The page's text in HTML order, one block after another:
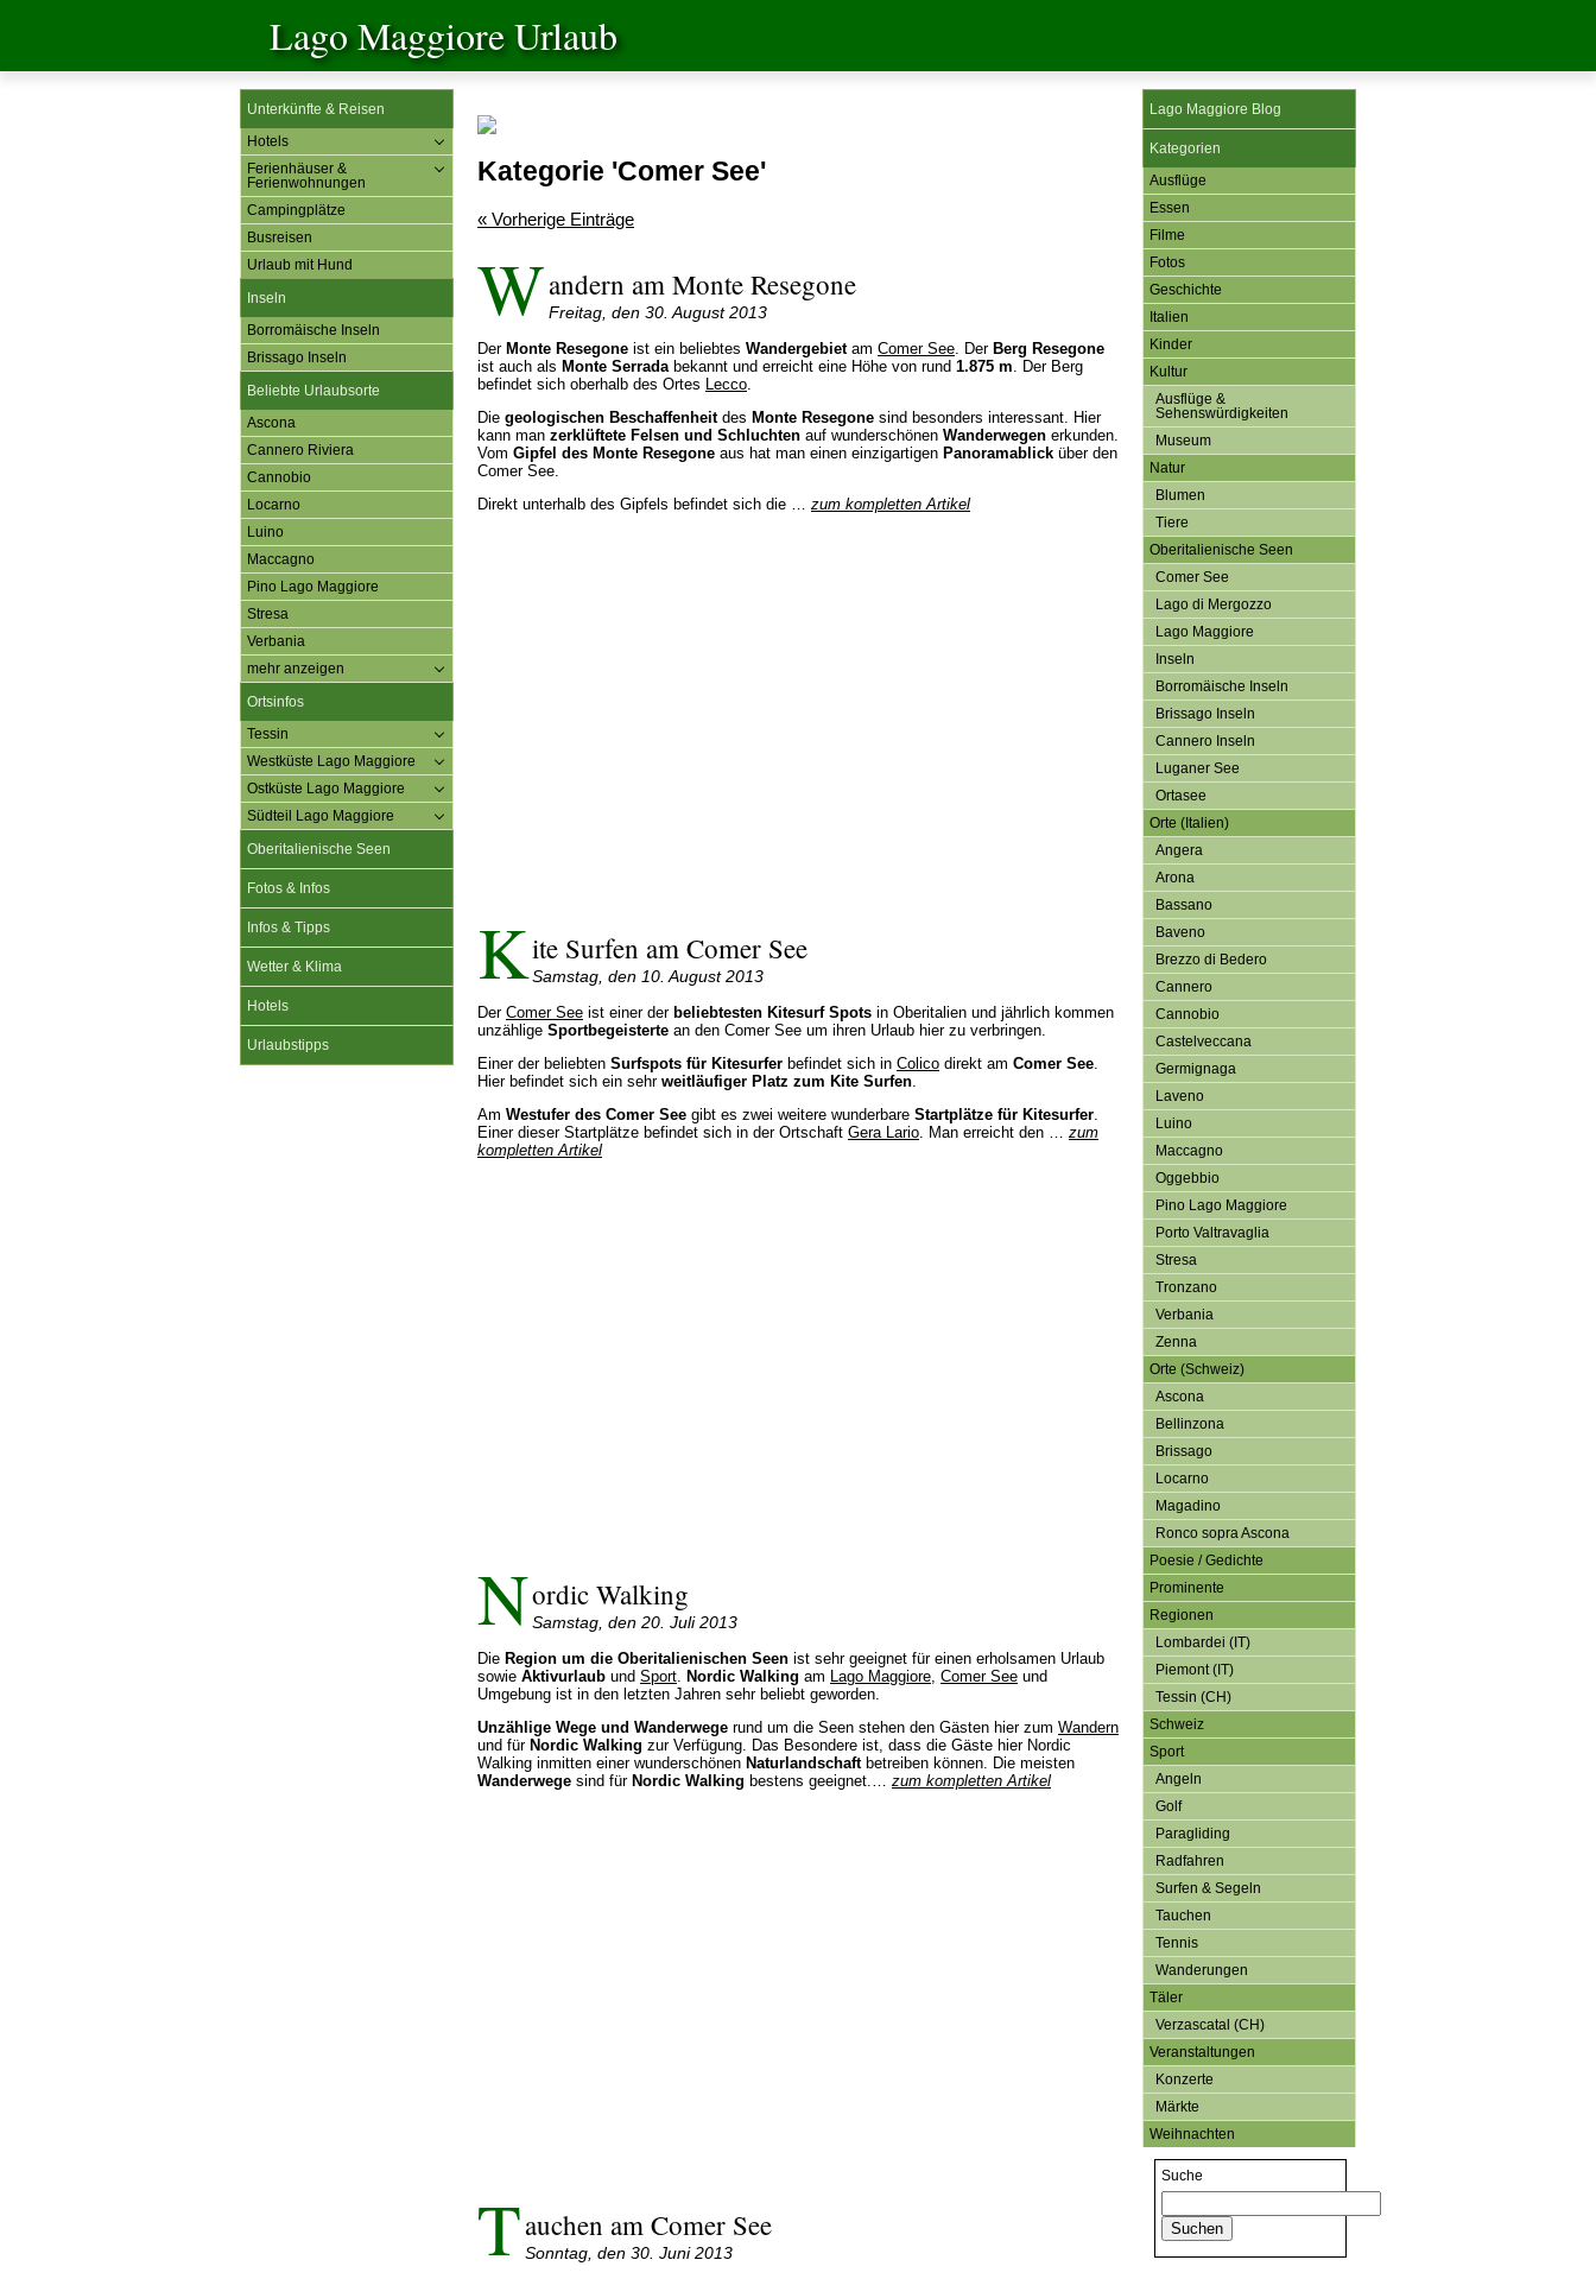
Lago Maggiore Urlaub
Unterkünfte & Reisen
Hotels
Ferienhäuser &
Ferienwohnungen
Campingplätze
Busreisen
Urlaub mit Hund
Inseln
Borromäische Inseln
Brissago Inseln
Beliebte Urlaubsorte
Ascona
Cannero Riviera
Cannobio
Locarno
Luino
Maccagno
Pino Lago Maggiore
Stresa
Verbania
mehr anzeigen
Ortsinfos
Tessin
Westküste Lago Maggiore
Ostküste Lago Maggiore
Südteil Lago Maggiore
Oberitalienische Seen
Fotos & Infos
Infos & Tipps
Wetter & Klima
Hotels
Urlaubstipps
Kategorie 'Comer See'
« Vorherige Einträge
Wandern am Monte Resegone
Freitag, den 30. August 2013
Der Monte Resegone ist ein beliebtes Wandergebietam Comer See. Der Berg Resegone
ist auch als Monte Serradabekannt und erreicht eine Höhe von rund 1.875 m. Der Berg
befindet sich oberhalb des Ortes Lecco.
Die geologischen Beschaffenheitdes Monte Resegone sind besonders interessant. Hier
kann man zerklüftete Felsen und Schluchten auf wunderschönen Wanderwegen erkunden.
Vom Gipfel des Monte Resegone aus hat man einen einzigartigen Panoramablick über den
Comer See.
Direkt unterhalb des Gipfels befindet sich die … zum kompletten Artikel
Kite Surfen am Comer See
Samstag, den 10. August 2013
Der Comer See ist einer der beliebtesten Kitesurf Spots in Oberitalien und jährlich kommen
unzählige Sportbegeisterte an den Comer See um ihren Urlaub hier zu verbringen.
Einer der beliebten Surfspots für Kitesurfer befindet sich in Colico direkt am Comer See.
Hier befindet sich ein sehr weitläufiger Platz zum Kite Surfen.
Am Westufer des Comer See gibt es zwei weitere wunderbare Startplätze für Kitesurfer.
Einer dieser Startplätze befindet sich in der Ortschaft Gera Lario. Man erreicht den … zum
kompletten Artikel
Nordic Walking
Samstag, den 20. Juli 2013
Die Region um die Oberitalienischen Seen ist sehr geeignet für einen erholsamen Urlaub
sowie Aktivurlaub und Sport. Nordic Walking am Lago Maggiore, Comer See und
Umgebung ist in den letzten Jahren sehr beliebt geworden.
Unzählige Wege und Wanderwege rund um die Seen stehen den Gästen hier zum Wandern
und für Nordic Walking zur Verfügung. Das Besondere ist, dass die Gäste hier Nordic
Walking inmitten einer wunderschönen Naturlandschaftbetreiben können. Die meisten
Wanderwege sind für Nordic Walking bestens geeignet.… zum kompletten Artikel
Tauchen am Comer See
Sonntag, den 30. Juni 2013
Lago Maggiore Blog
Kategorien
Ausflüge
Essen
Filme
Fotos
Geschichte
Italien
Kinder
Kultur
Ausflüge &
Sehenswürdigkeiten
Museum
Natur
Blumen
Tiere
Oberitalienische Seen
Comer See
Lago di Mergozzo
Lago Maggiore
Inseln
Borromäische Inseln
Brissago Inseln
Cannero Inseln
Luganer See
Ortasee
Orte (Italien)
Angera
Arona
Bassano
Baveno
Brezzo di Bedero
Cannero
Cannobio
Castelveccana
Germignaga
Laveno
Luino
Maccagno
Oggebbio
Pino Lago Maggiore
Porto Valtravaglia
Stresa
Tronzano
Verbania
Zenna
Orte (Schweiz)
Ascona
Bellinzona
Brissago
Locarno
Magadino
Ronco sopra Ascona
Poesie / Gedichte
Prominente
Regionen
Lombardei (IT)
Piemont (IT)
Tessin (CH)
Schweiz
Sport
Angeln
Golf
Paragliding
Radfahren
Surfen & Segeln
Tauchen
Tennis
Wanderungen
Täler
Verzascatal (CH)
Veranstaltungen
Konzerte
Märkte
Weihnachten
Suche